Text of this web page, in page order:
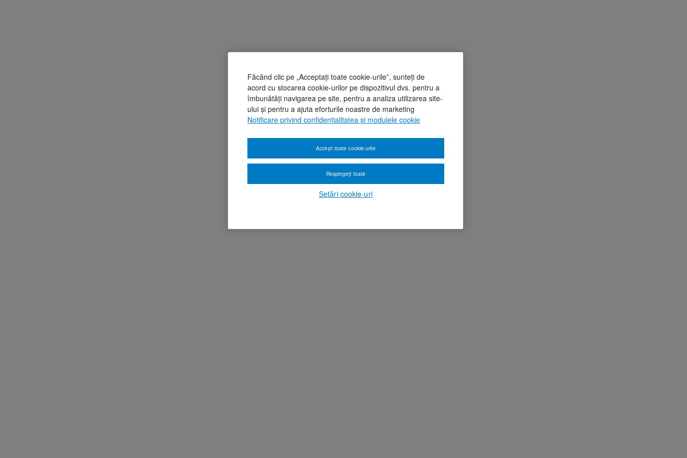
Făcând clic pe „Acceptați toate cookie-urile”, sunteți de
acord cu stocarea cookie-urilor pe dispozitivul dvs. pentru a
îmbunătăți navigarea pe site, pentru a analiza utilizarea site-
ului și pentru a ajuta eforturile noastre de marketing
Notificare privind confidențialitatea și modulele cookie
Setări cookie-uri
Respingeți toate
Accept toate cookie-urile